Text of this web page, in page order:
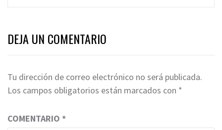
DEJA UN COMENTARIO
Tu dirección de correo electrónico no será publicada.
Los campos obligatorios están marcados con *
COMENTARIO *